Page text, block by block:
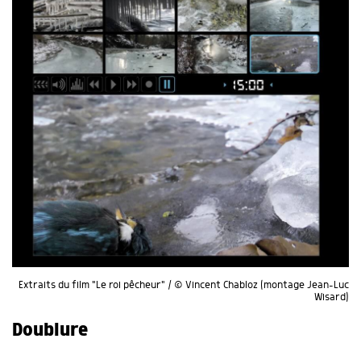
Extraits du film "Le roi pêcheur" / © Vincent Chabloz (montage Jean-Luc
Wisard)
Doublure